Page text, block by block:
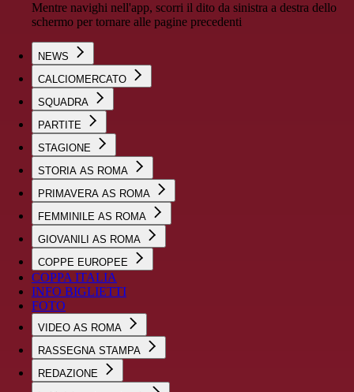
Mentre navighi nell'app, scorri il dito da sinistra a destra dello
schermo per tornare alle pagine precedenti
NEWS
CALCIOMERCATO
SQUADRA
PARTITE
STAGIONE
STORIA AS ROMA
PRIMAVERA AS ROMA
FEMMINILE AS ROMA
GIOVANILI AS ROMA
COPPE EUROPEE
COPPA ITALIA
INFO BIGLIETTI
FOTO
VIDEO AS ROMA
RASSEGNA STAMPA
REDAZIONE